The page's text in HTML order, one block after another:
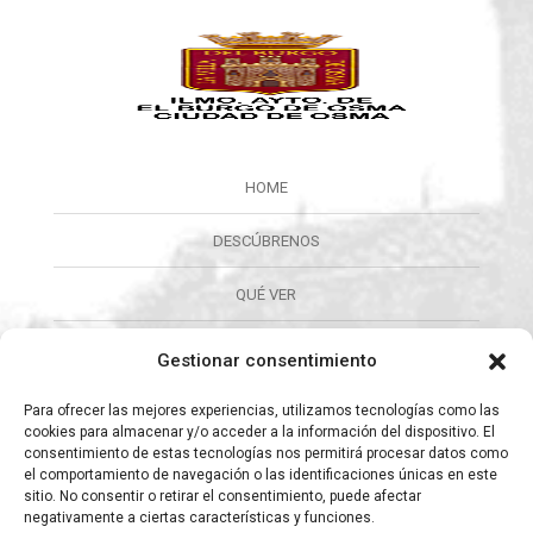
Gestionar consentimiento
Para ofrecer las mejores experiencias, utilizamos tecnologías como las
cookies para almacenar y/o acceder a la información del dispositivo. El
consentimiento de estas tecnologías nos permitirá procesar datos como
el comportamiento de navegación o las identificaciones únicas en este
sitio. No consentir o retirar el consentimiento, puede afectar
negativamente a ciertas características y funciones.
HOME
DESCÚBRENOS
QUÉ VER
CALENDARIO
ORGANIZA TU VISITA
CULTURA